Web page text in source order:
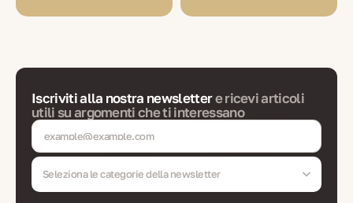
Iscriviti alla nostra newslettere ricevi articoli
utili su argomenti che ti interessano
Seleziona le categorie della newsletter